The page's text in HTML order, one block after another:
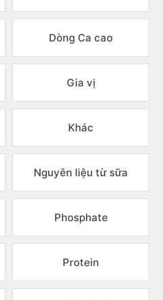
Dòng Ca cao
Gia vị
Khác
Nguyên liệu từ sữa
Phosphate
Protein